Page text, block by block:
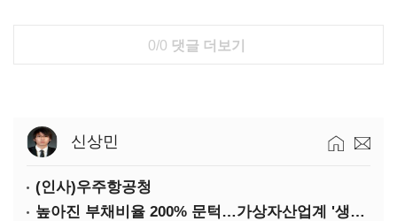
0/0 댓글 더보기
신상민
(인사)우주항공청
높아진 부채비율 200% 문턱…가상자산업계 '생존 시험대'